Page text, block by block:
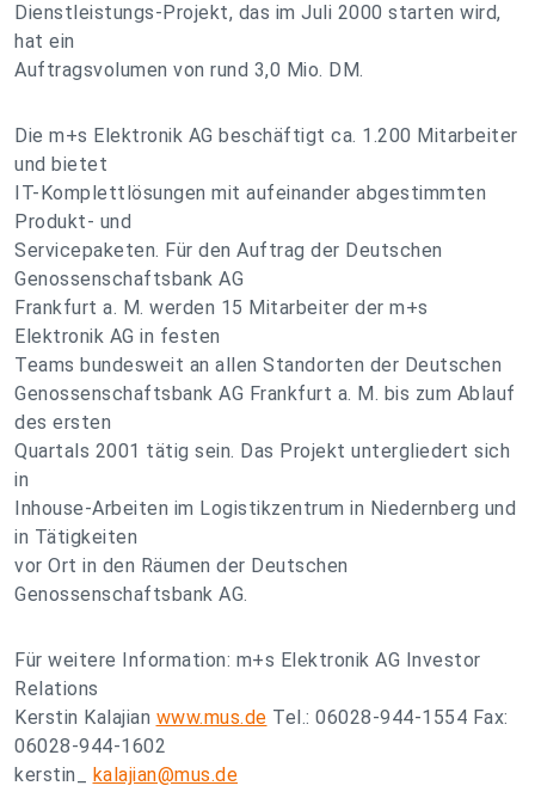
Dienstleistungs-Projekt, das im Juli 2000 starten wird,
hat ein
Auftragsvolumen von rund 3,0 Mio. DM.
Die m+s Elektronik AG beschäftigt ca. 1.200 Mitarbeiter
und bietet
IT-Komplettlösungen mit aufeinander abgestimmten
Produkt- und
Servicepaketen. Für den Auftrag der Deutschen
Genossenschaftsbank AG
Frankfurt a. M. werden 15 Mitarbeiter der m+s
Elektronik AG in festen
Teams bundesweit an allen Standorten der Deutschen
Genossenschaftsbank AG Frankfurt a. M. bis zum Ablauf
des ersten
Quartals 2001 tätig sein. Das Projekt untergliedert sich
in
Inhouse-Arbeiten im Logistikzentrum in Niedernberg und
in Tätigkeiten
vor Ort in den Räumen der Deutschen
Genossenschaftsbank AG.
Für weitere Information: m+s Elektronik AG Investor
Relations
Kerstin Kalajian www.mus.de Tel.: 06028-944-1554 Fax:
06028-944-1602
kerstin_ kalajian@mus.de